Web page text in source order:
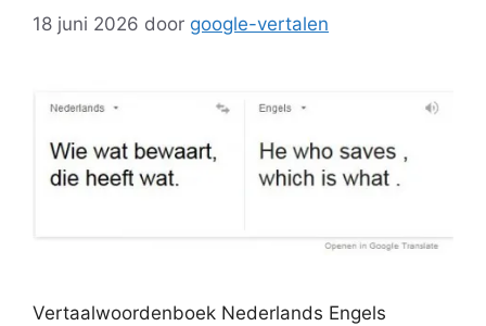
18 juni 2026 door google-vertalen
Vertaalwoordenboek Nederlands Engels